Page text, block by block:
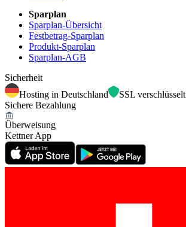
Sparplan
Sparplan-Übersicht
Festbetrag-Sparplan
Produkt-Sparplan
Sparplan-AGB
Sicherheit
Hosting in Deutschland
SSL verschlüsselt
Sichere Bezahlung
Überweisung
Kettner App